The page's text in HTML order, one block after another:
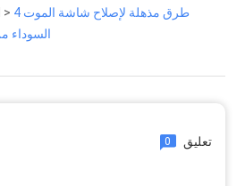
> 4 طرق مذهلة لإصلاح شاشة الموت
السوداء
0 تعليق